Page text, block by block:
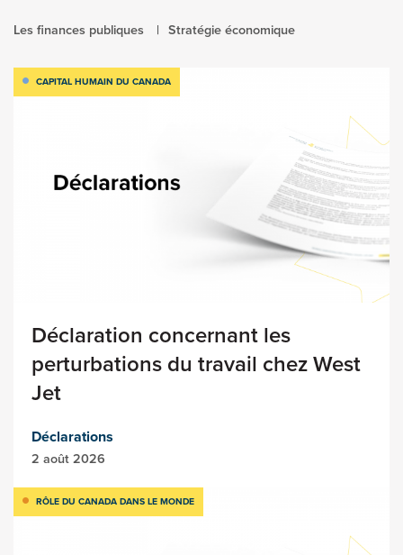
Les finances publiques Stratégie économique
CAPITAL HUMAIN DU CANADA
Déclaration concernant les
perturbations du travail chez West
Jet
Déclarations
2 août 2026
RÔLE DU CANADA DANS LE MONDE